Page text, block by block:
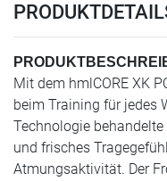
Mit dem hmlCORE XK
beim Training für jedes
Technologie
und frisches
Atmungsaktivität. Der